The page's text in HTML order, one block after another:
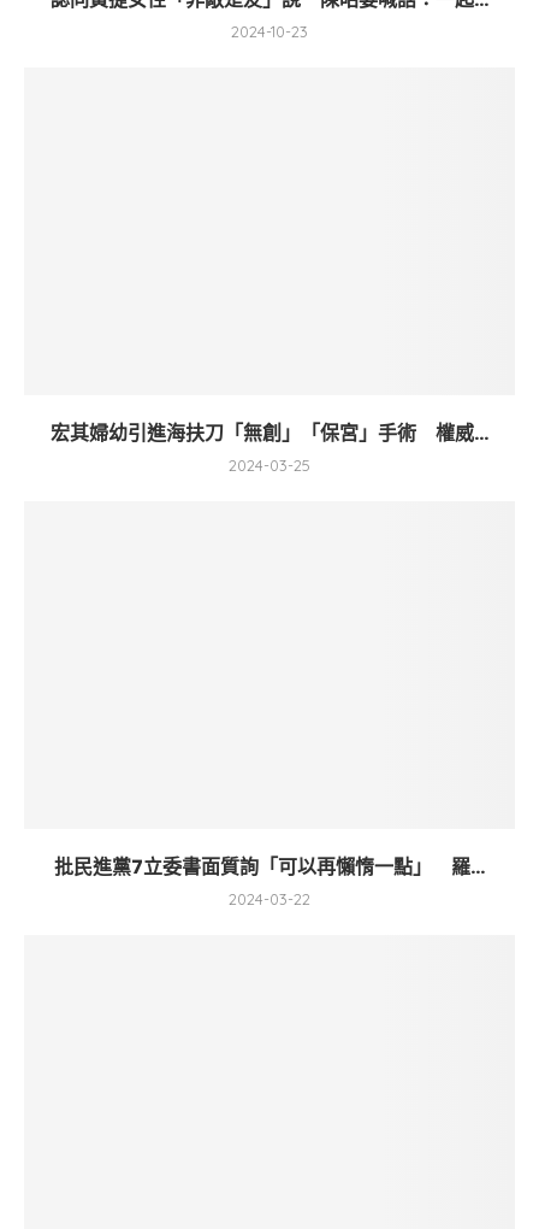
2024-10-23
宏其婦幼引進海扶刀「無創」「保宮」手術 權威...
2024-03-25
批民進黨7立委書面質詢「可以再懶惰一點」 羅...
2024-03-22